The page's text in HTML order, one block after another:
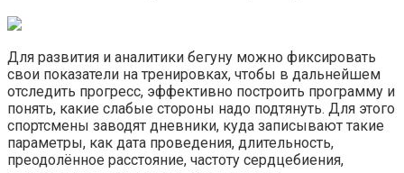
Для развития и аналитики бегуну можно фиксировать
свои показатели на тренировках, чтобы в дальнейшем
отследить прогресс, эффективно построить программу и
понять, какие слабые стороны надо подтянуть. Для этого
спортсмены заводят дневники, куда записывают такие
параметры, как дата проведения, длительность,
преодолённое расстояние, частоту сердцебиения,